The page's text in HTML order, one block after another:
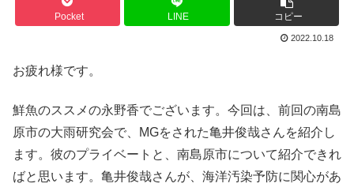
Pocket LINE コピー
2022.10.18
お疲れ様です。
鮮魚のススメの永野香でございます。今回は、前回の南島
原市の大雨研究会で、MGをされた亀井俊哉さんを紹介し
ます。彼のプライベートと、南島原市について紹介できれ
ばと思います。亀井俊哉さんが、海洋汚染予防に関心があ